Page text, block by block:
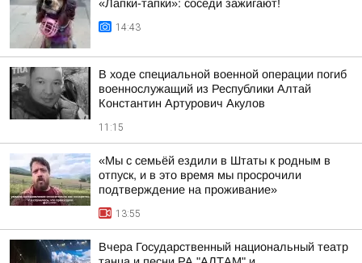
«Лапки-тапки»: соседи зажигают!
14:43
В ходе специальной военной операции погиб
военнослужащий из Республики Алтай
Константин Артурович Акулов
11:15
«Мы с семьёй ездили в Штаты к родным в
отпуск, и в это время мы просрочили
подтверждение на проживание»
13:55
Вчера Государственный национальный театр